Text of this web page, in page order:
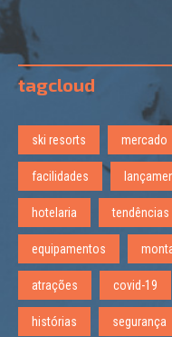
tagcloud
ski resorts mercado
facilidades
hotelaria tendências
equipamentos
atrações covid-19
histórias segurança